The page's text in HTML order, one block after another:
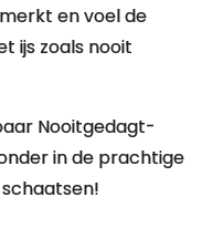
en voel de
ijs zoals nooit
Nooitgedagt-
in de prachtige